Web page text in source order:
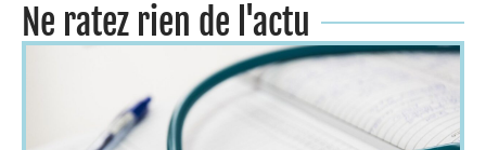
Ne ratez rien de l'actu